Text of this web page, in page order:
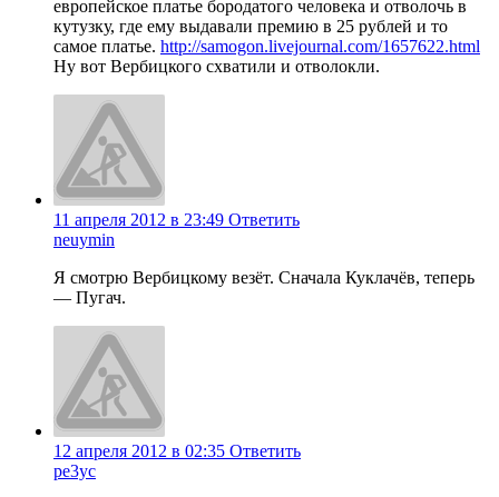
европейское платье бородатого человека и отволочь в
кутузку, где ему выдавали премию в 25 рублей и то
самое платье. http://samogon.livejournal.com/1657622.html
Ну вот Вербицкого схватили и отволокли.
11 апреля 2012 в 23:49 Ответить
neuymin
Я смотрю Вербицкому везёт. Сначала Куклачёв, теперь
— Пугач.
12 апреля 2012 в 02:35 Ответить
pe3yc